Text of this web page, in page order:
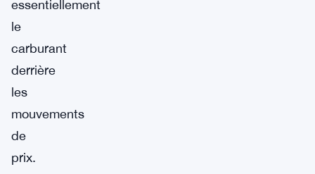
essentiellement
le
carburant
derrière
les
mouvements
de
prix.